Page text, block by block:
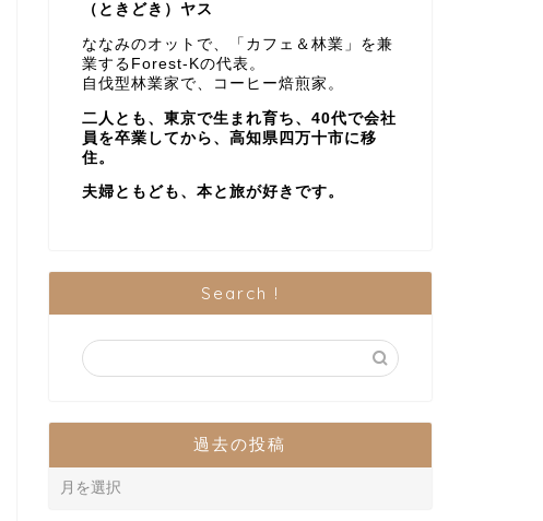
（ときどき）ヤス
ななみのオットで、「カフェ＆林業」を兼
業するForest-Kの代表。
自伐型林業家で、コーヒー焙煎家。
二人とも、東京で生まれ育ち、40代で会社
員を卒業してから、高知県四万十市に移
住。
夫婦ともども、本と旅が好きです。
Search !
過去の投稿